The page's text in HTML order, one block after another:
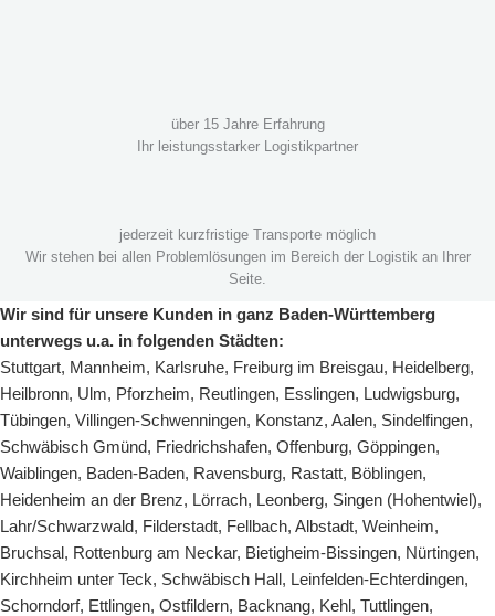
über 15 Jahre Erfahrung
Ihr leistungsstarker Logistikpartner
jederzeit kurzfristige Transporte möglich
Wir stehen bei allen Problemlösungen im Bereich der Logistik an Ihrer
Seite.
Wir sind für unsere Kunden in ganz Baden-Württemberg
unterwegs u.a. in folgenden Städten:
Stuttgart, Mannheim, Karlsruhe, Freiburg im Breisgau, Heidelberg,
Heilbronn, Ulm, Pforzheim, Reutlingen, Esslingen, Ludwigsburg,
Tübingen, Villingen-Schwenningen, Konstanz, Aalen, Sindelfingen,
Schwäbisch Gmünd, Friedrichshafen, Offenburg, Göppingen,
Waiblingen, Baden-Baden, Ravensburg, Rastatt, Böblingen,
Heidenheim an der Brenz, Lörrach, Leonberg, Singen (Hohentwiel),
Lahr/Schwarzwald, Filderstadt, Fellbach, Albstadt, Weinheim,
Bruchsal , Rottenburg am Neckar, Bietigheim-Bissingen, Nürtingen,
Kirchheim unter Teck, Schwäbisch Hall , Leinfelden-Echterdingen,
Schorndorf, Ettlingen, Ostfildern, Backnang, Kehl , Tuttlingen,